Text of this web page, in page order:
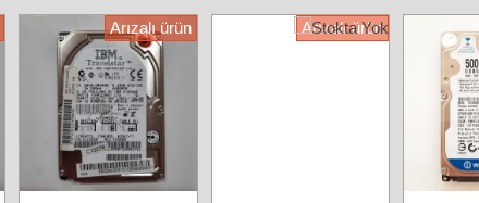
Arızalı ürün Arızalı ürün